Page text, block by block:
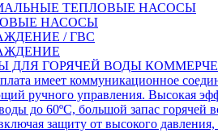
ТЕПЛОВЫЕ НАСОСЫ
НАСОСЫ
/ ГВС
ДЛЯ ГОРЯЧЕЙ ВОДЫ
имеет коммуникационное
ручного управления. Высокая
до 60ºC, большой запас
защиту от высокого